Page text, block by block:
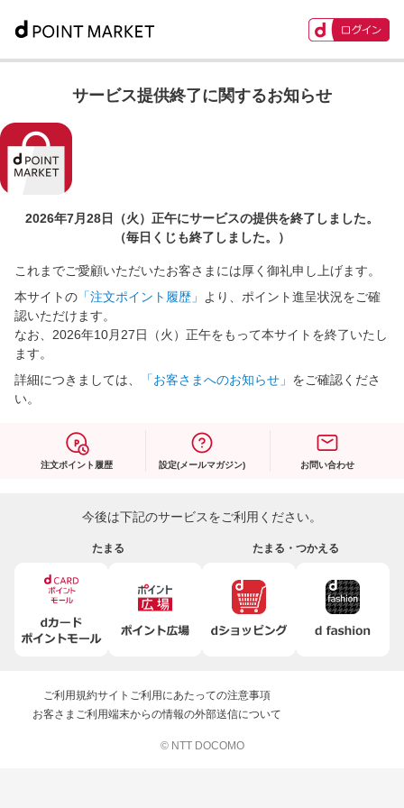
サービス提供終了に関するお知らせ
2026年7月28日（火）正午にサービスの提供を終了しました。
（毎日くじも終了しました。）
これまでご愛顧いただいたお客さまには厚く御礼申し上げます。
本サイトの 「注文ポイント履歴」
より、ポイント進呈状況をご確
認いただけます。
なお、2026年10月27日（火）正午をもって本サイトを終了いたし
ます。
詳細につきましては、
「お客さまへのお知らせ」 をご確認くださ
い。
注文ポイント履歴 設定(メールマガジン) お問い合わせ
今後は下記のサービスをご利用ください。
たまる たまる・つかえる
ご利用規約サイトご利用にあたっての注意事項
お客さまご利用端末からの情報の外部送信について
© NTT DOCOMO